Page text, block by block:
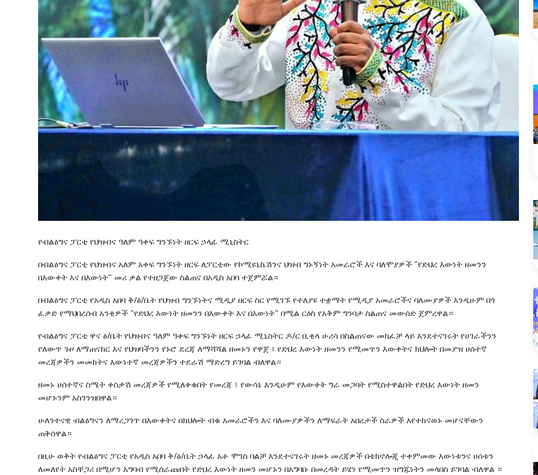
የብልፅግና ፓርቲ የህዝብና ዓለም ዓቀፍ ግንኙነት ዘርፍ ኃላፊ ሚኒስትር
በብልፅግና ፓርቲ የህዝብና አለም አቀፍ ግንኙነት ዘርፍ ለፓርቲው የኮሚዩኒኬሽንና ህዝብ ግኑኝነት አመራሮች እና ባለሞያዎች "የድህረ እውነት ዘመንን
በእውቀት እና በእውነት" መሪ ቃል የተዘጋጀው ስልጠና በአዲስ አበባ ተጀምሯል።
በብልፅግና ፓርቲ የአዲስ አበባ ቅ/ፅ/ቤት የህዝብ ግንኙነትና ሚዲያ ዘርፍ ስር የሚገኙ የተለያዩ ተቋማት የሚዲያ አመራሮችና ባለሙያዎች እንዲሁም በጎ
ፈቃድ የማህበረሰብ አንቂዎች "የድህረ እውነት ዘመንን በእውቀት እና በእውነት" በሚል ርዕስ የአቅም ግንባታ ስልጠና መውሰድ ጀምረዋል።
የብልፅግና ፓርቲ ዋና ፅ/ቤት የህዝብና ዓለም ዓቀፍ ግንኙነት ዘርፍ ኃላፊ ሚኒስትር ዶ/ር ቢቂላ ሁሪሳ በስልጠናው መክፈቻ ላይ እንደተናገሩት የሀገራችንን
የለውጥ ጉዞ ለማጠናከር እና የህዝባችንን የኑሮ ደረጃ ለማሻሻል ዘመኑን የዋጀ ፣ የድህረ እውነት ዘመንን የሚመጥን እውቀትና ክህሎት በመያዝ ሀሰተኛ
መረጃዎችን መመከትና እውነተኛ መረጃዎችን ተደራሽ ማድረግ ይገባል ብለዋል።
ዘመኑ ሀሰተኛና ስሜት ቀስቃሽ መረጃዎች የሚለቀቁበት የመረጃ ፣ የውሳኔ እንዲሁም የእውቀት ግራ መጋባት የሚስተዋልበት የድህረ እውነት ዘመን
መሆኑንም አስገንዝበዋል።
ሁለንተናዊ ብልፅግናን ለማረጋገጥ በእውቀትና በክህሎት ብቁ አመራሮችን እና ባለሙያዎችን ለማፍራት አበረታች ስራዎች እየተከናወኑ መሆናቸውን
ጠቅሰዋል።
በዚሁ ወቅት የብልፅግና ፓርቲ የአዲስ አበባ ቅ/ፅ/ቤት ኃላፊ አቶ ሞገስ ባልቻ እንደተናገሩት ዘመኑ መረጃዎች በቴክኖሎጂ ተቀምመው እውነቱንና ሀሰቱን
ለመለየት አስቸጋሪ በሚሆን አግባብ የሚሰራጩበት የድህረ እውነት ዘመን መሆኑን በአግባቡ በመረዳት ይሄን የሚመጥን ዝግጁነትን መላበስ ይገባል ብለዋል ።